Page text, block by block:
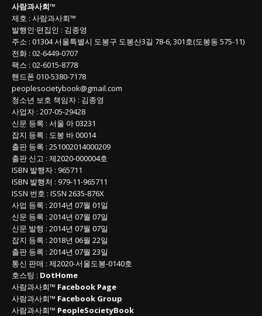
목
록
사람과사회™
제호 : 사람과사회™
발행인·편집인 : 김종영
주소 : 01304서울특별시 도봉구 도봉산3길 78-6, 301호(도봉동 575-11)
전화 : 02-6449-0707
팩스 : 02-6015-8778
핸드폰 010-5380-7178
peoplesocietybook@gmail.com
청소년 보호 책임자 : 김종영
사업자 : 207-05-29428
신문 등록 : 서울 아 03231
잡지 등록 : 도봉 바 00014
출판 등록 : 251002014000209
출판 신고 : 제2020-000004호
ISBN 발행자 : 965711
ISBN 발행처 : 979-11-965711
ISSN 번호 : ISSN 2635-876X
사업 등록 : 2014년 07월 01일
신문 등록 : 2014년 07월 07일
신문 발행 : 2014년 07월 07일
잡지 등록 : 2018년 06월 22일
출판 등록 : 2014년 07월 23일
통신 판매 : 제2020-서울도봉-0140호
호스팅 : DotHome
사람과사회™ Facebook Page
사람과사회™ Facebook Group
사람과사회™ PeopleSocietyBook